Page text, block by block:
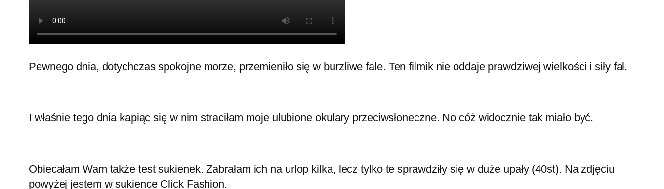
Pewnego dnia, dotychczas spokojne morze, przemieniło się w burzliwe fale. Ten filmik nie oddaje prawdziwej wielkości i siły fal.
I właśnie tego dnia kapiąc się w nim straciłam moje ulubione okulary przeciwsłoneczne. No cóż widocznie tak miało być.
Obiecałam Wam także test sukienek. Zabrałam ich na urlop kilka, lecz tylko te sprawdziły się w duże upały (40st). Na zdjęciu
powyżej jestem w sukience Click Fashion.